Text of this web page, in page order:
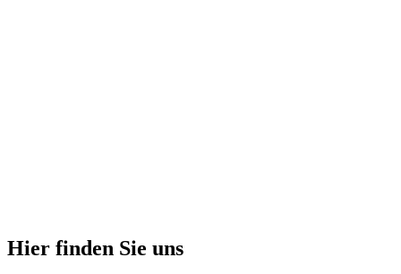
Hier finden Sie uns